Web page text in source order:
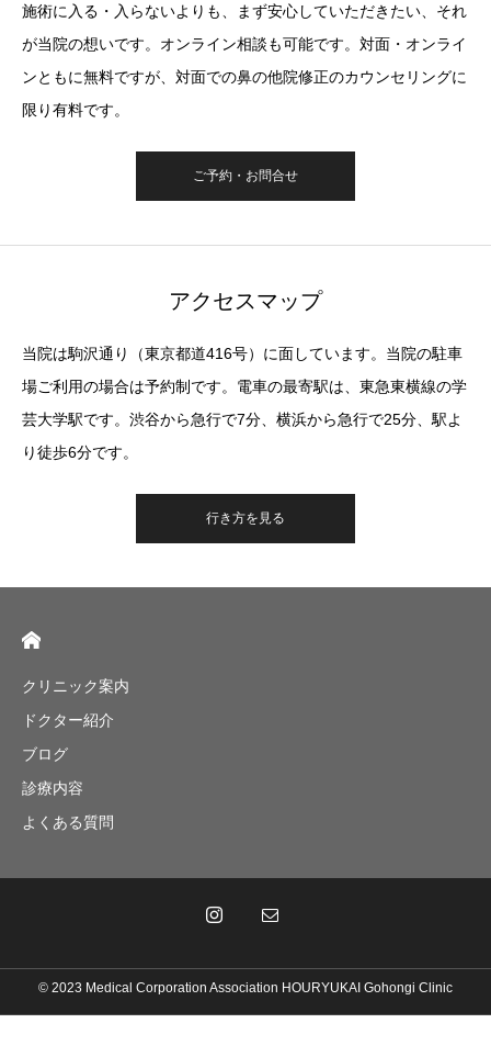
施術に入る・入らないよりも、まず安心していただきたい、それ
が当院の想いです。オンライン相談も可能です。対面・オンライ
ンともに無料ですが、対面での鼻の他院修正のカウンセリングに
限り有料です。
ご予約・お問合せ
アクセスマップ
当院は駒沢通り（東京都道416号）に面しています。当院の駐車
場ご利用の場合は予約制です。電車の最寄駅は、東急東横線の学
芸大学駅です。渋谷から急行で7分、横浜から急行で25分、駅よ
り徒歩6分です。
行き方を見る
クリニック案内
ドクター紹介
ブログ
診療内容
よくある質問
© 2023 Medical Corporation Association HOURYUKAI Gohongi Clinic